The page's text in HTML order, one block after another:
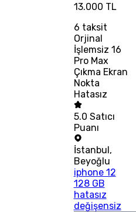
13.000 TL
6 taksit
Orjinal
İşlemsiz 16
Pro Max
Çıkma Ekran
Nokta
Hatasız
5.0 Satıcı
Puanı
İstanbul,
Beyoğlu
iphone 12
128 GB
hatasız
değişensiz